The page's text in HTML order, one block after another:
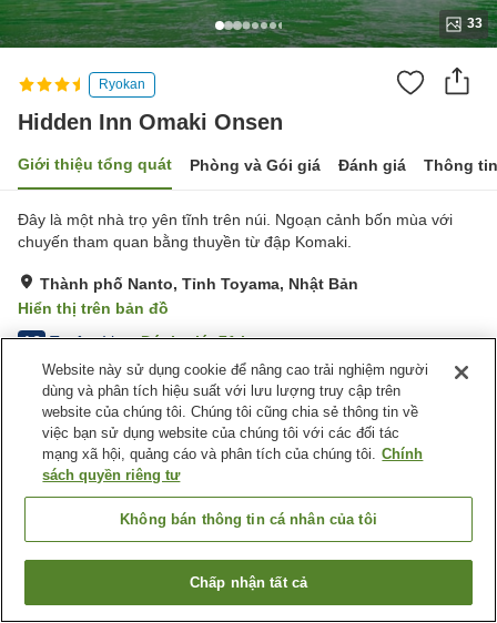
33
Ryokan
Hidden Inn Omaki Onsen
Giới thiệu tổng quát Phòng và Gói giá Đánh giá Thông
Đây là một nhà trọ yên tĩnh trên núi. Ngoạn cảnh bốn mùa với
chuyến tham quan bằng thuyền từ đập Komaki.
Thành phố Nanto, Tỉnh Toyama, Nhật Bản
Hiển thị trên bản đồ
4.3 Tuyệt vời Đánh giá:71lượt
Tiện nghi chỗ nghỉ
Wi-Fi
Hoàn toàn không hút thuốc
Khu hút thuốc riêng
Máy bán hàng tự động
Nhật Bản Tỉnh Toyama
Thành phố Nanto
Hidden Inn Omaki Onsen
Tìm phòng trống
Website này sử dụng cookie để nâng cao trải nghiệm người
dùng và phân tích hiệu suất với lưu lượng truy cập trên
website của chúng tôi. Chúng tôi cũng chia sẻ thông tin về
việc bạn sử dụng website của chúng tôi với các đối tác
mạng xã hội, quảng cáo và phân tích của chúng tôi. Chính
sách quyền riêng tư
Không bán thông tin cá nhân của tôi
Chấp nhận tất cả